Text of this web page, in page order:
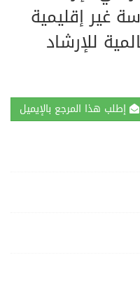
غير إقليمية
للإرشاد
إطلب هذا المرجع بالإيميل